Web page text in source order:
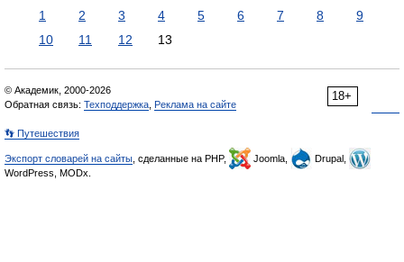
1 2 3 4 5 6 7 8
9
10
11 12 13
18+
© Академик, 2000-2026
Обратная связь: Техподдержка Реклама на сайте
👣 Путешествия
Экспорт словарей на сайты , сделанные на PHP, Joomla,
Drupal,
WordPress, MODx.